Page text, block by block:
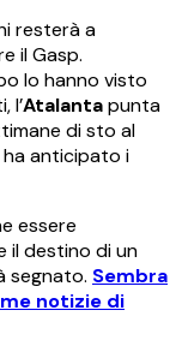
resterà a
il Gasp.
lo hanno visto
l’Atalantapunta
di sto al
ha anticipato i
essere
il destino di un
segnato. Sembra
notizie di